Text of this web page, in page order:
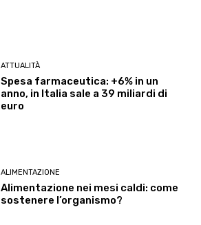
ATTUALITÀ
Spesa farmaceutica: +6% in un
anno, in Italia sale a 39 miliardi di
euro
ALIMENTAZIONE
Alimentazione nei mesi caldi: come
sostenere l’organismo?